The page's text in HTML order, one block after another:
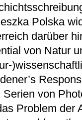
Polska
darüber
von Natur
Serien von
Problem der